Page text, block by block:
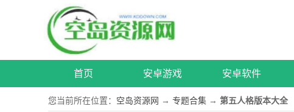
首页 安卓游戏 安卓软件
您当前所在位置： 空岛资源网 → 专题合集 → 第五人格版本大全